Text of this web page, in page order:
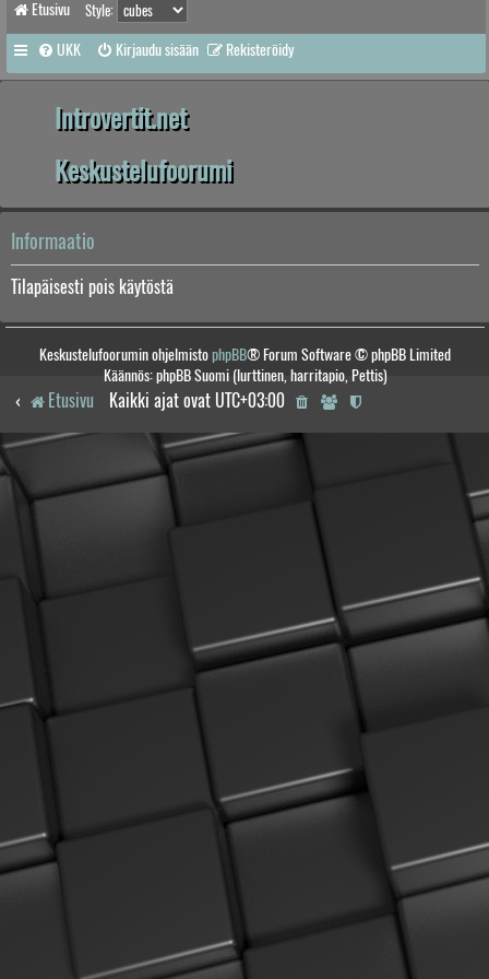
Etusivu Style:
UKK Kirjaudu sisään Rekisteröidy
Introvertit.net
Keskustelufoorumi
Informaatio
Tilapäisesti pois käytöstä
Keskustelufoorumin ohjelmistophpBB® Forum Software © phpBB Limited
Käännös: phpBB Suomi (lurttinen, harritapio, Pettis)
Etusivu Kaikki ajat ovat UTC+03:00